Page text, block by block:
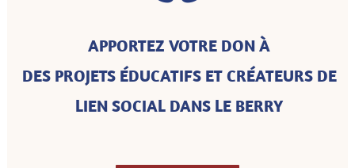
APPORTEZ VOTRE DONÀ
DES PROJETS ÉDUCATIFS ET CRÉATEURS DE
LIEN SOCIAL DANS LE BERRY